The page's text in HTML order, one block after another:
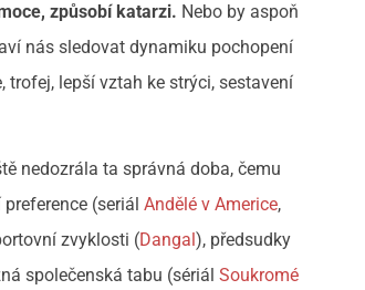
způsobí katarzi. Nebo by aspoň
nás sledovat dynamiku pochopení
lepší vztah ke strýci, sestavení
nedozrála ta správná doba, čemu
preference (seriálAndělé v Americe,
zvyklosti (Dangal), předsudky
společenská tabu (sériálSoukromé